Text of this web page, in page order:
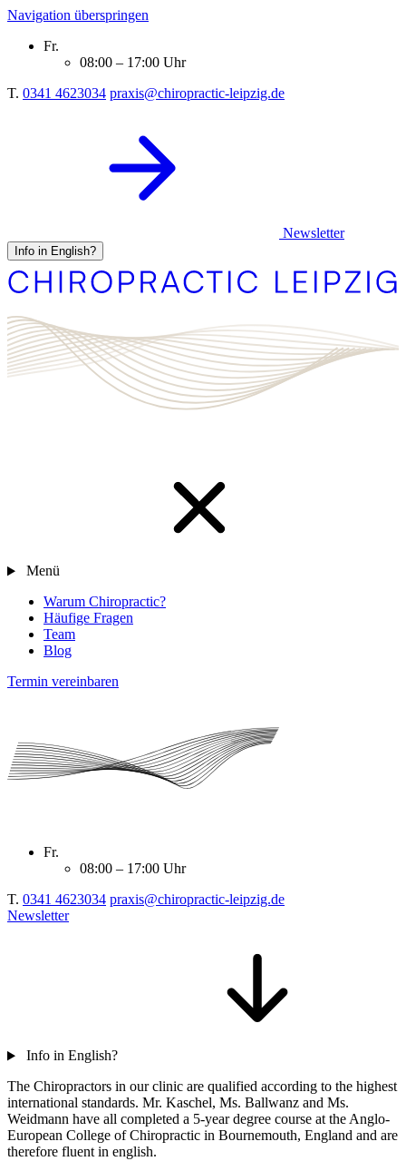
Navigation überspringen
Fr.
08:00 – 17:00 Uhr
T. 0341 4623034 praxis@chiropractic-leipzig.de
Newsletter
Info in English?
Menü
Warum Chiropractic?
Häufige Fragen
Team
Blog
Termin vereinbaren
Fr.
08:00 – 17:00 Uhr
T. 0341 4623034 praxis@chiropractic-leipzig.de
Newsletter
Info in English?
The Chiropractors in our clinic are qualified according to the highest
international standards. Mr. Kaschel, Ms. Ballwanz and Ms.
Weidmann have all completed a 5-year degree course at the Anglo-
European College of Chiropractic in Bournemouth, England and are
therefore fluent in english.